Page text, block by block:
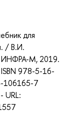
для
/ В.И.
ИНФРА-М, 2019.
978-5-16-
106165-7
URL: